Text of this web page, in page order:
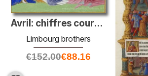
Avril: chiffres courtois dans le terrain du château
Limbourg brothers
€152.00€88.16